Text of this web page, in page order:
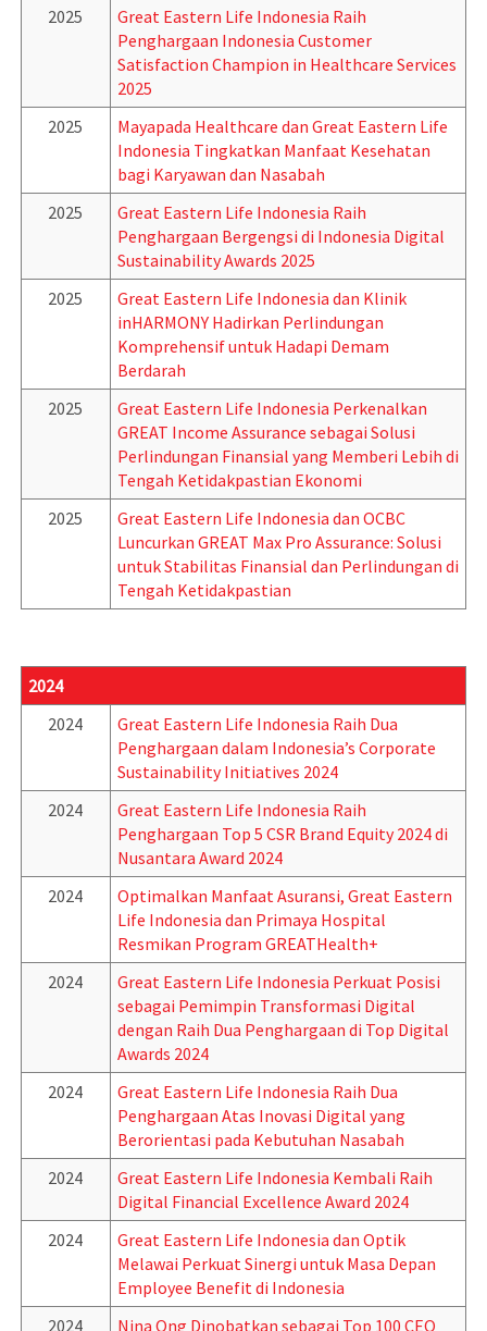
2025
Great Eastern Life Indonesia Raih
Penghargaan Indonesia Customer
Satisfaction Champion in Healthcare Services
2025
2025
Mayapada Healthcare dan Great Eastern Life
Indonesia Tingkatkan Manfaat Kesehatan
bagi Karyawan dan Nasabah
2025
Great Eastern Life Indonesia Raih
Penghargaan Bergengsi di Indonesia Digital
Sustainability Awards 2025
2025
Great Eastern Life Indonesia dan Klinik
inHARMONY Hadirkan Perlindungan
Komprehensif untuk Hadapi Demam
Berdarah
2025
Great Eastern Life Indonesia Perkenalkan
GREAT Income Assurance sebagai Solusi
Perlindungan Finansial yang Memberi Lebih di
Tengah Ketidakpastian Ekonomi
2025
Great Eastern Life Indonesia dan OCBC
Luncurkan GREAT Max Pro Assurance: Solusi
untuk Stabilitas Finansial dan Perlindungan di
Tengah Ketidakpastian
2024
2024
Great Eastern Life Indonesia Raih Dua
Penghargaan dalam Indonesia’s Corporate
Sustainability Initiatives 2024
2024
Great Eastern Life Indonesia Raih
Penghargaan Top 5 CSR Brand Equity 2024 di
Nusantara Award 2024
2024
Optimalkan Manfaat Asuransi, Great Eastern
Life Indonesia dan Primaya Hospital
Resmikan Program GREATHealth+
2024
Great Eastern Life Indonesia Perkuat Posisi
sebagai Pemimpin Transformasi Digital
dengan Raih Dua Penghargaan di Top Digital
Awards 2024
2024
Great Eastern Life Indonesia Raih Dua
Penghargaan Atas Inovasi Digital yang
Berorientasi pada Kebutuhan Nasabah
2024
Great Eastern Life Indonesia Kembali Raih
Digital Financial Excellence Award 2024
2024
Great Eastern Life Indonesia dan Optik
Melawai Perkuat Sinergi untuk Masa Depan
Employee Benefit di Indonesia
2024
Nina Ong Dinobatkan sebagai Top 100 CEO